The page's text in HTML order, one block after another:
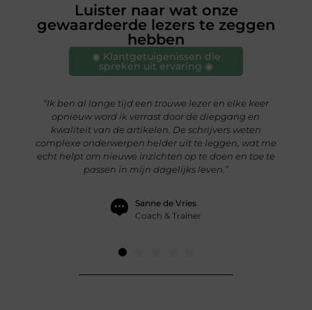
Luister naar wat onze
gewaardeerde lezers te zeggen
hebben
◉ Klantgetuigenissen die
spreken uit ervaring ◉
“Wat ik vooral waardeer aan dit platform is de brede
variatie aan onderwerpen, van gezondheid tot
persoonlijke ontwikkeling. De artikelen zijn goed
onderbouwd en boeien me doordat ze zowel
praktisch als inspirerend zijn. Hierdoor voel ik me
gemotiveerd om aan mezelf te blijven werken.”
Jeroen Bakker
Ondernemer